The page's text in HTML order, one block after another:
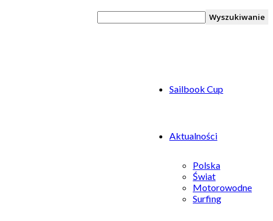
Sailbook Cup
Aktualności
Polska
Świat
Motorowodne
Surfing